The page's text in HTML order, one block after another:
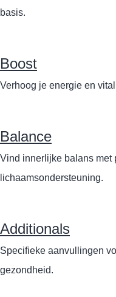
basis.
Boost
Verhoog je energie en
Balance
Vind innerlijke balans met
lichaamsondersteuning.
Additionals
Specifieke aanvullingen
gezondheid.